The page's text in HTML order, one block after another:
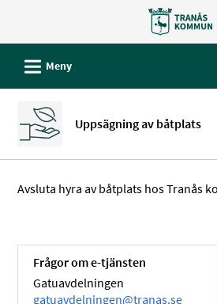
tjänster
Tranås
kommun
L Meny
Uppsägning av båtplats
Avsluta hyra av båtplats hos Tranås
Frågor om e-tjänsten
Gatuavdelningen
gatuavdelningen@tranas.se